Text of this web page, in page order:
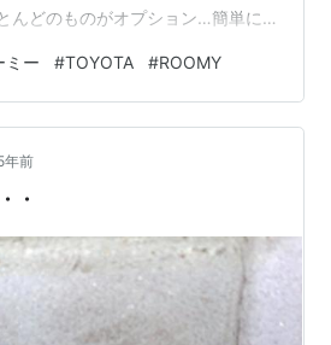
んどのものがオプション…簡単に
ーカーさんは厳しいのでしょうか
除なりなんなりほしいものです。
たので買わなきゃいけなくなり、
車あったんですけど高すぎるので
た。 本当は、本当は GRヤリスに
ミー #TOYOTA #ROOMY
年前
・